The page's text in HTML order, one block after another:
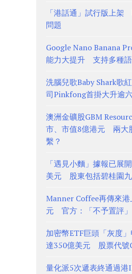
「港話通」試行版上
問題
Google Nano Banana
能力大提升 支持多種
洗腦兒歌Baby Shark歌
司Pinkfong首掛大升逾
澳洲金礦股GBM
市、市值8億港元 兩大
繫？
「遇見小麵」據報已展
美元 股東包括碧桂園
Manner Coffee再傳來
元 官方：「不予置評」
加密幣ETF巨頭「灰度
達350億美元 股票代號
量化派5次遞表終通過港